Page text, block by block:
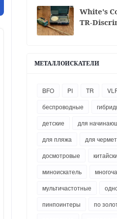
White's
TR-
МЕТАЛЛОИСКАТЕЛИ
BFO PI TR
беспроводные
детские
для
для пляжа
для
досмотровые
миноискатель
мультичастотные
пинпоинтеры
по